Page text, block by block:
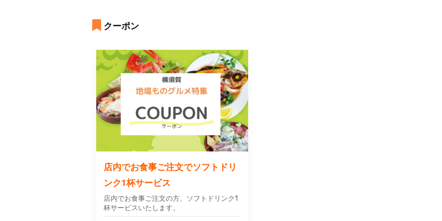
クーポン
店内でお食事ご注文でソフトドリ
ンク1杯サービス
店内でお食事ご注文の方、ソフトドリンク1
杯サービスいたします。